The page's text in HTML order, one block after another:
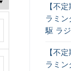
【不
ラミン
駆 ラ
【不
ラミン